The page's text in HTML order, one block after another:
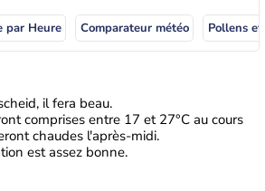
par Heure Comparateur météo Pollens
il fera beau.
comprises entre 17 et 27°C au cours
chaudes l'après-midi.
est assez bonne.